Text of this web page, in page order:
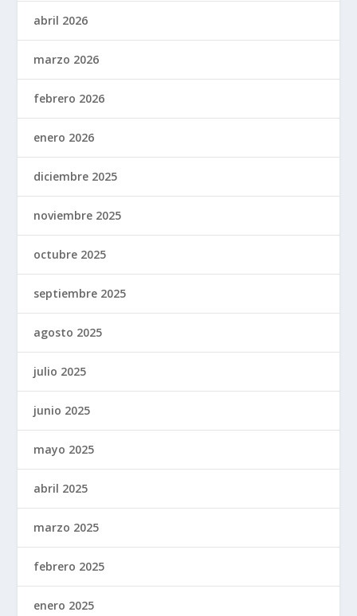
abril 2026
marzo 2026
febrero 2026
enero 2026
diciembre 2025
noviembre 2025
octubre 2025
septiembre 2025
agosto 2025
julio 2025
junio 2025
mayo 2025
abril 2025
marzo 2025
febrero 2025
enero 2025